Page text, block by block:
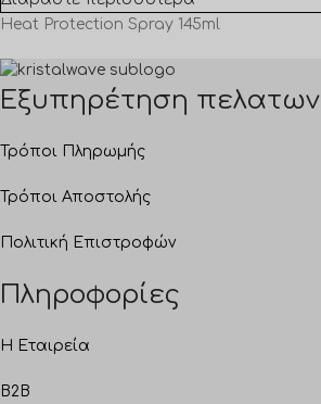
Heat Protection Spray 145ml
Εξυπηρέτηση πελατων
Τρόποι Πληρωμής
Τρόποι Αποστολής
Πολιτική Επιστροφών
Πληροφορίες
Η Εταιρεία
B2B